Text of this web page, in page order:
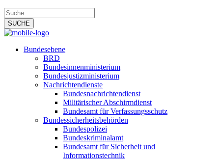
Bundesebene
BRD
Bundesinnenministerium
Bundesjustizministerium
Nachrichtendienste
Bundesnachrichtendienst
Militärischer Abschirmdienst
Bundesamt für Verfassungsschutz
Bundessicherheitsbehörden
Bundespolizei
Bundeskriminalamt
Bundesamt für Sicherheit und
Informationstechnik